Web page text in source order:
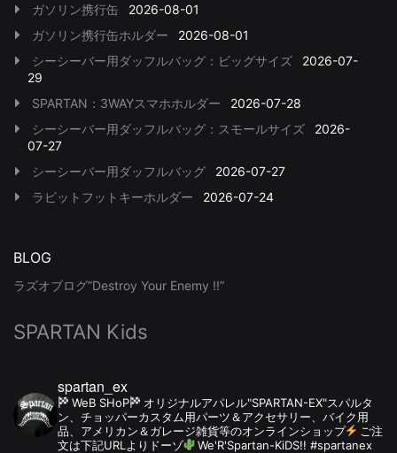
ガソリン携行缶
2026-08-01
ガソリン携行缶ホルダー
2026-08-01
シーシーバー用ダッフルバッグ：ビッグサイズ
2026-07-
29
SPARTAN：3WAYスマホホルダー
2026-07-28
シーシーバー用ダッフルバッグ：スモールサイズ
2026-
07-27
シーシーバー用ダッフルバッグ
2026-07-27
ラビットフットキーホルダー
2026-07-24
BLOG
ラズオブログ”Destroy Your Enemy !!”
SPARTAN Kids
spartan_ex
WeB SHoP
オリジナルアパレル"SPARTAN-EX"スパルタ
ン、チョッパーカスタム用パーツ＆アクセサリー、バイク用
品、アメリカン＆ガレージ雑貨等のオンラインショップ
ご注
文は下記URLよりドーゾ
We'R'Spartan-KiDS!! #spartanex